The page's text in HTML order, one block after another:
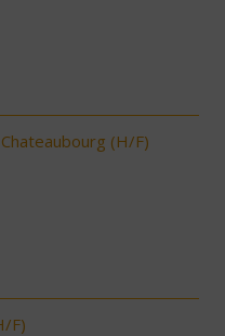
(H/F)
F)